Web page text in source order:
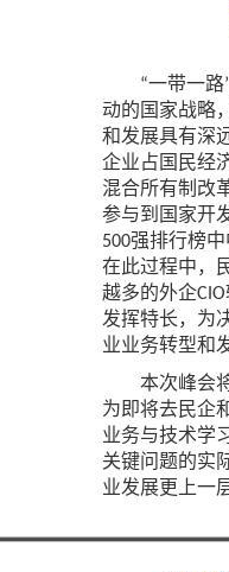
“一带一
动的国家战略
和发展具有深
企业占国民经
混合所有制改
参与到国家开
500强排行榜中
在此过程中，
越多的外企
发挥特长，为
业业务转型和
本次峰会
为即将去民企
业务与技术学
关键问题的实
业发展更上一